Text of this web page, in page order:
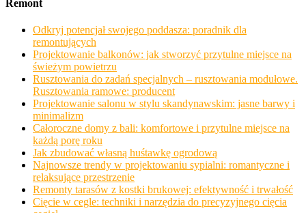
Remont
Odkryj potencjał swojego poddasza: poradnik dla
remontujących
Projektowanie balkonów: jak stworzyć przytulne miejsce na
świeżym powietrzu
Rusztowania do zadań specjalnych – rusztowania modułowe.
Rusztowania ramowe: producent
Projektowanie salonu w stylu skandynawskim: jasne barwy i
minimalizm
Całoroczne domy z bali: komfortowe i przytulne miejsce na
każdą porę roku
Jak zbudować własną huśtawkę ogrodową
Najnowsze trendy w projektowaniu sypialni: romantyczne i
relaksujące przestrzenie
Remonty tarasów z kostki brukowej: efektywność i trwałość
Cięcie w cegle: techniki i narzędzia do precyzyjnego cięcia